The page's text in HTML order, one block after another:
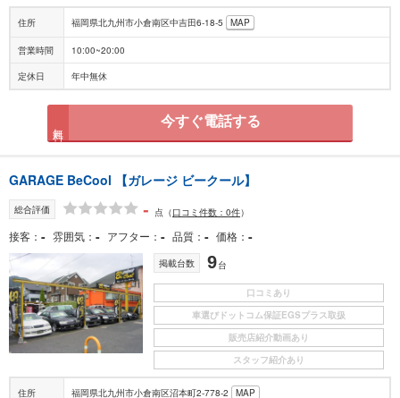
住所 福岡県北九州市小倉南区中吉田6-18-5 MAP
営業時間 10:00~20:00
定休日 年中無休
今すぐ電話する
GARAGE BeCool 【ガレージ ビークール】
総合評価 - 点 （口コミ件数：0件）
接客 - 雰囲気 - アフター - 品質 - 価格 -
掲載台数 9台
口コミあり
車選びドットコム保証EGSプラス取扱
販売店紹介動画あり
スタッフ紹介あり
住所 福岡県北九州市小倉南区沼本町2-778-2 MAP